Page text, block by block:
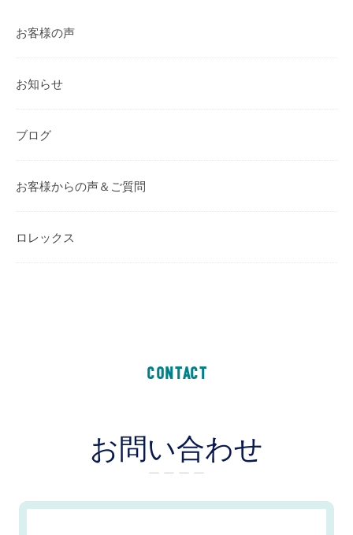
お客様の声
お知らせ
ブログ
お客様からの声＆ご質問
ロレックス
CONTACT
お問い合わせ
ー ー ー ー